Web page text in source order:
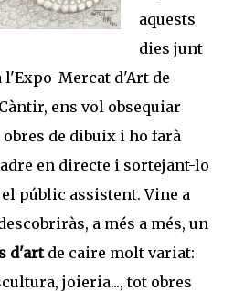
aquests
dies junt
l'Expo-Mercat d'Art de
ens vol obsequiar
obres de dibuix i ho farà
en directe i sortejant-lo
públic assistent. Vine a
a més a més, un
d'artde caire molt variat:
joieria..., tot obres